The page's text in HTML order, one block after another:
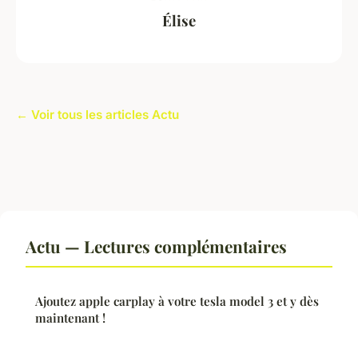
Élise
← Voir tous les articles Actu
Actu — Lectures complémentaires
Ajoutez apple carplay à votre tesla model 3 et y dès
maintenant !